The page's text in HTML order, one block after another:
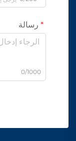
رسالة
0/1000